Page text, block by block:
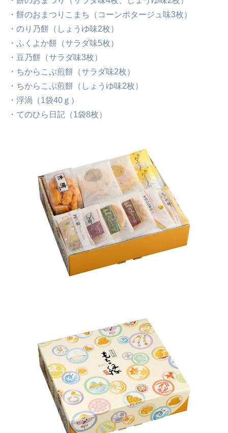
・餅のおまつりこまち（コーンポタージュ味3枚）
・のり乃餅（しょうゆ味2枚）
・ふくよか餅（サラダ味5枚）
・豆乃餅（サラダ味3枚）
・ちからこぶ煎餅（サラダ味2枚）
・ちからこぶ煎餅（しょうゆ味2枚）
・浮渦（1袋40ｇ）
・てのひら日記（1袋8枚）